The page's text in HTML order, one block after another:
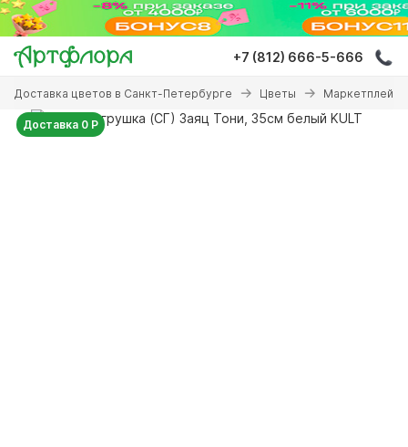
Перейти
основному
содержанию
+7 (812) 666-5-666
Вы
здесь
Доставка цветов в Санкт-Петербурге Цветы Маркетплейсы
Доставка 0 Р